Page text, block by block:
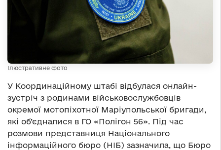
Ілюстративне фото
У Координаційному штабі відбулася онлайн-
зустріч з родинами військовослужбовців
окремої мотопіхотної Маріупольської бригади,
які об’єдналися в ГО «Полігон 56». Під час
розмови представниця Національного
інформаційного бюро (НІБ) зазначила, що Бюро